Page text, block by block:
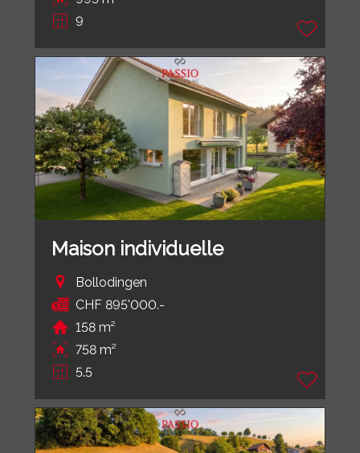
9
Maison individuelle
Bollodingen
CHF 895'000.-
158 m²
758 m²
5.5